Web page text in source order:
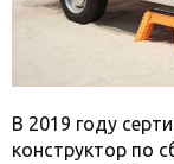
В 2019 году
конструктор по